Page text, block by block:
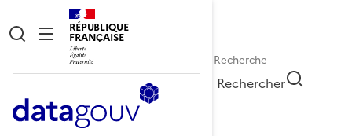
RÉPUBLIQUE
FRANÇAISE
Rechercher